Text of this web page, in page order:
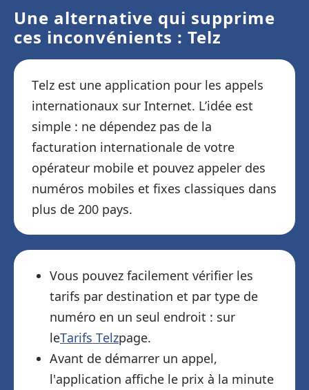
Une alternative qui supprime
ces inconvénients : Telz
Telz est une application pour les appels
internationaux sur Internet. L’idée est
simple : ne dépendez pas de la
facturation internationale de votre
opérateur mobile et pouvez appeler des
numéros mobiles et fixes classiques dans
plus de 200 pays.
Vous pouvez facilement vérifier les
tarifs par destination et par type de
numéro en un seul endroit : sur
leTarifs Telzpage.
Avant de démarrer un appel,
l'application affiche le prix à la minute